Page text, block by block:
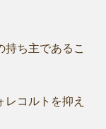
持ち主であるこ
コルトを抑え